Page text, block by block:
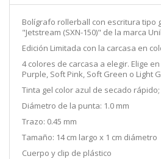
Bolígrafo rollerball con escritura tipo
"Jetstream (SXN-150)" de la marca
Edición Limitada con la carcasa en
4 colores de carcasa a elegir. Elige
Purple, Soft Pink, Soft Green o Light
Tinta gel color azul de secado
Diámetro de la punta: 1.0 mm
Trazo: 0.45 mm
Tamaño: 14 cm largo x 1 cm diámetro
Cuerpo y clip de plástico